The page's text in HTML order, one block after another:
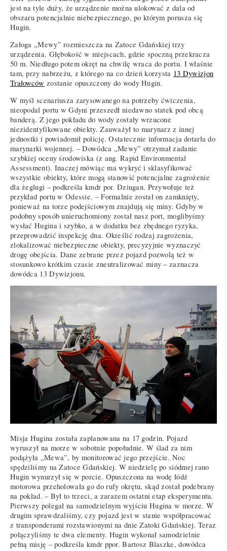
jest na tyle duży, że urządzenie można ulokować z dala od
obszaru potencjalnie niebezpiecznego, po którym porusza się
Hugin.
Załoga „Mewy” rozmieszcza na Zatoce Gdańskiej trzy
urządzenia. Głębokość w miejscach, gdzie spoczną przekracza
50 m. Niedługo potem okręt na chwilę wraca do portu. I właśnie
tam, przy nabrzeżu, z którego na co dzień korzysta 13 Dywizjon
Trałowców zostanie opuszczony do wody Hugin.
W myśl scenariusza zarysowanego na potrzeby ćwiczenia,
nieopodal portu w Gdyni przeszedł niedawno statek pod obcą
banderą. Z jego pokładu do wody zostały wrzucone
niezidentyfikowane obiekty. Zauważył to marynarz z innej
jednostki i powiadomił policję. Ostatecznie informacja dotarła do
marynarki wojennej. – Dowódca „Mewy” otrzymał zadanie
szybkiej oceny środowiska (z ang. Rapid Environmental
Assessment). Inaczej mówiąc ma wykryć i sklasyfikować
wszystkie obiekty, które mogą stanowić potencjalne zagrożenie
dla żeglugi – podkreśla kmdr por. Dziugan. Przywołuje też
przykład portu w Odessie. – Formalnie został on zamknięty,
ponieważ na torze podejściowym znajdują się miny. Gdyby w
podobny sposób unieruchomiony został nasz port, moglibyśmy
wysłać Hugina i szybko, a w dodatku bez zbędnego ryzyka,
przeprowadzić inspekcję dna. Określić rodzaj zagrożenia,
zlokalizować niebezpieczne obiekty, precyzyjnie wyznaczyć
drogę obejścia. Dane zebrane przez pojazd pozwolą też w
stosunkowo krótkim czasie zneutralizować miny – zaznacza
dowódca 13 Dywizjonu.
Misja Hugina została zaplanowana na 17 godzin. Pojazd
wyruszył na morze w sobotnie popołudnie. W ślad za nim
podążyła „Mewa”, by monitorować jego przejście. Noc
spędziliśmy na Zatoce Gdańskiej. W niedzielę po siódmej rano
Hugin wynurzył się w porcie. Opuszczona na wodę łódź
motorowa przeholowała go do rufy okrętu, skąd został podebrany
na pokład. – Był to trzeci, a zarazem ostatni etap eksperymentu.
Pierwszy polegał na samodzielnym wyjściu Hugina w morze. W
drugim sprawdzaliśmy, czy pojazd jest w stanie współpracować
z transponderami rozstawionymi na dnie Zatoki Gdańskiej. Teraz
połączyliśmy te dwa elementy. Hugin wykonał samodzielnie
pełną misję – podkreśla kmdr ppor. Bartosz Blaszke, dowódca